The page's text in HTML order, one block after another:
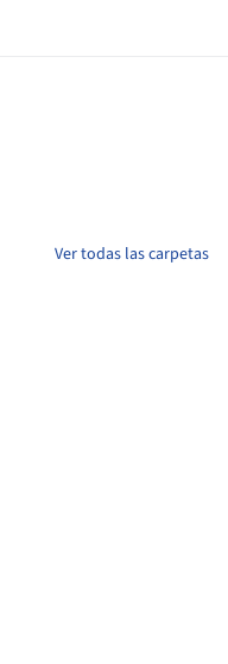
Ver todas las carpetas